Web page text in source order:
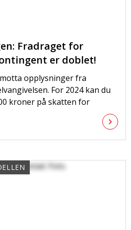
Fradraget for
er doblet!
opplysninger fra
For 2024 kan du
kroner på skatten for